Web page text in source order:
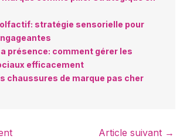
stratégie sensorielle pour
présence: comment gérer les
efficacement
chaussures de marque pas cher
Article suivant →